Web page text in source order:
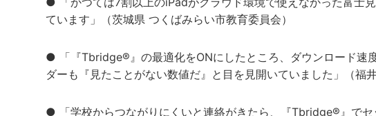
ています」（茨城県 つくばみらい市教育委員会）
● 「『Tbridge®』の最適化をONにしたところ、ダウンロード速
ダーも『見たことがない数値だ』と目を見開いていました」（福
● 「学校からつながりにくいと連絡がきたら、『Tbridge®』で